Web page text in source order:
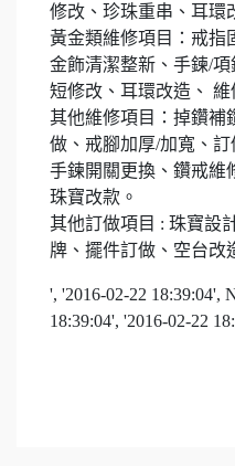
修改、珍珠重串、耳環
黃金類維修項目：戒指
金飾清潔整新、手鍊/
短修改、耳環改造、 維
其他維修項目：掉鑽補
做、戒腳加厚/加寬、
手鍊開關更換、鑽戒維
珠寶改款。
其他訂做項目 : 珠寶設
牌、擺件訂做、空台改
', '2016-02-22 18:39:04',
18:39:04', '2016-02-22